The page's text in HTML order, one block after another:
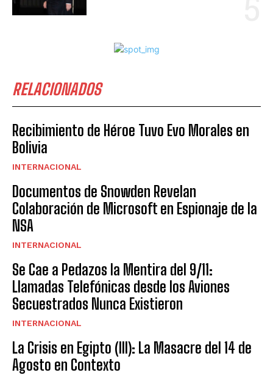
RELACIONADOS
Recibimiento de Héroe Tuvo Evo Morales en
Bolivia
INTERNACIONAL
Documentos de Snowden Revelan
Colaboración de Microsoft en Espionaje de la
NSA
INTERNACIONAL
Se Cae a Pedazos la Mentira del 9/11:
Llamadas Telefónicas desde los Aviones
Secuestrados Nunca Existieron
INTERNACIONAL
La Crisis en Egipto (III): La Masacre del 14 de
Agosto en Contexto